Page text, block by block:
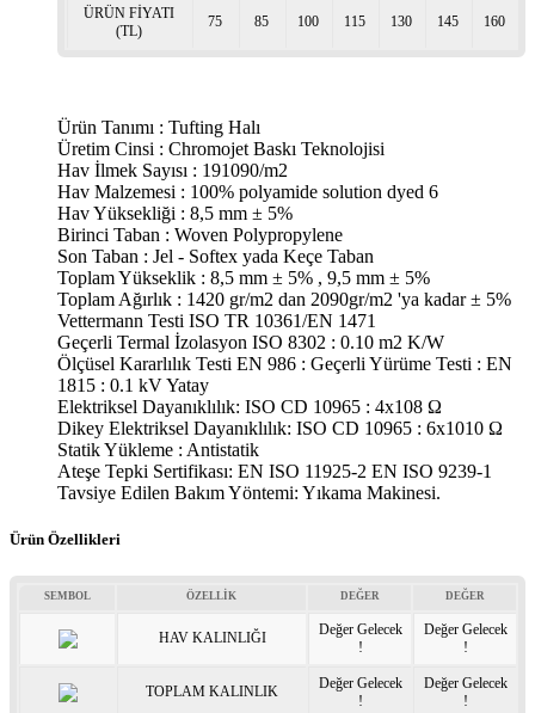
ÜRÜN FİYATI
(TL)
75 85 100 115 130 145 160
Ürün Tanımı : Tufting Halı
Üretim Cinsi : Chromojet Baskı Teknolojisi
Hav İlmek Sayısı : 191090/m2
Hav Malzemesi : 100% polyamide solution dyed 6
Hav Yüksekliği : 8,5 mm ± 5%
Birinci Taban : Woven Polypropylene
Son Taban : Jel - Softex yada Keçe Taban
Toplam Yükseklik : 8,5 mm ± 5% , 9,5 mm ± 5%
Toplam Ağırlık : 1420 gr/m2 dan 2090gr/m2 'ya kadar ± 5%
Vettermann Testi ISO TR 10361/EN 1471
Geçerli Termal İzolasyon ISO 8302 : 0.10 m2 K/W
Ölçüsel Kararlılık Testi EN 986 : Geçerli Yürüme Testi : EN
1815 : 0.1 kV Yatay
Elektriksel Dayanıklılık: ISO CD 10965 : 4x108 Ω
Dikey Elektriksel Dayanıklılık: ISO CD 10965 : 6x1010 Ω
Statik Yükleme : Antistatik
Ateşe Tepki Sertifikası: EN ISO 11925-2 EN ISO 9239-1
Tavsiye Edilen Bakım Yöntemi: Yıkama Makinesi.
Ürün Özellikleri
SEMBOL ÖZELLİK DEĞER DEĞER
HAV KALINLIĞI
Değer Gelecek
!
Değer Gelecek
!
TOPLAM KALINLIK
Değer Gelecek
!
Değer Gelecek
!